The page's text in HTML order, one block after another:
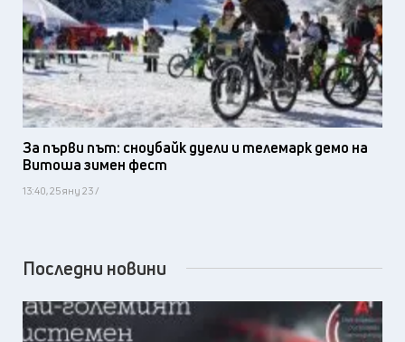
За първи път: сноубайк дуели и телемарк демо на
Витоша зимен фест
13:40, 25 яну 23 /
Последни новини